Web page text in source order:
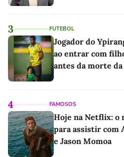
3 FUTEBOL
Jogador do
ao entrar com
antes da morte
4 FAMOSOS
Hoje na Netflix:
para assistir com
e Jason Momoa